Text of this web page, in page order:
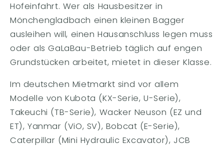
Hofeinfahrt. Wer als Hausbesitzer in
Mönchengladbach einen kleinen Bagger
ausleihen will, einen Hausanschluss legen muss
oder als GaLaBau-Betrieb täglich auf engen
Grundstücken arbeitet, mietet in dieser Klasse.
Im deutschen Mietmarkt sind vor allem
Modelle von Kubota (KX-Serie, U-Serie),
Takeuchi (TB-Serie), Wacker Neuson (EZ und
ET), Yanmar (ViO, SV), Bobcat (E-Serie),
Caterpillar (Mini Hydraulic Excavator), JCB